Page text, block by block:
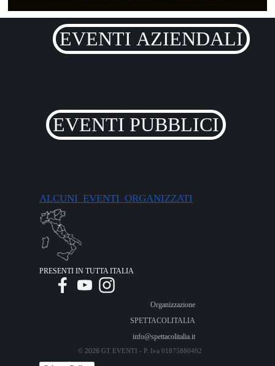
EVENTI AZIENDALI
EVENTI PUBBLICI
ALCUNI EVENTI ORGANIZZATI
Organizzazione
SPETTACOLITALIA
info@spettacolitalia.it
PRESENTI IN TUTTA ITALIA
© 2026 GT EVENTI - P. Iva 01875880492